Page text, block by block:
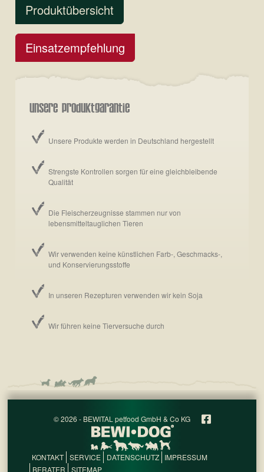
Produktübersicht
Einsatzempfehlung
Unsere Produktgarantie
Unsere Produkte werden in Deutschland hergestellt
Strengste Kontrollen sorgen für eine gleichbleibende
Qualität
Die Fleischerzeugnisse stammen nur von
lebensmitteltauglichen Tieren
Wir verwenden keine künstlichen Farb-, Geschmacks-,
und Konservierungsstoffe
In unseren Rezepturen verwenden wir kein Soja
Wir führen keine Tierversuche durch
© 2026 - BEWITAL petfood GmbH & Co KG
KONTAKT SERVICE DATENSCHUTZ
IMPRESSUM
BERATER
SITEMAP